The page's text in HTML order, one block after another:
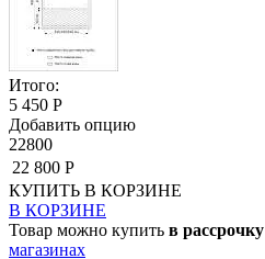
Итого:
5 450 Р
Добавить опцию
22800
22 800 Р
КУПИТЬ В КОРЗИНЕ
В КОРЗИНЕ
Товар можно купить в рассрочку
магазинах